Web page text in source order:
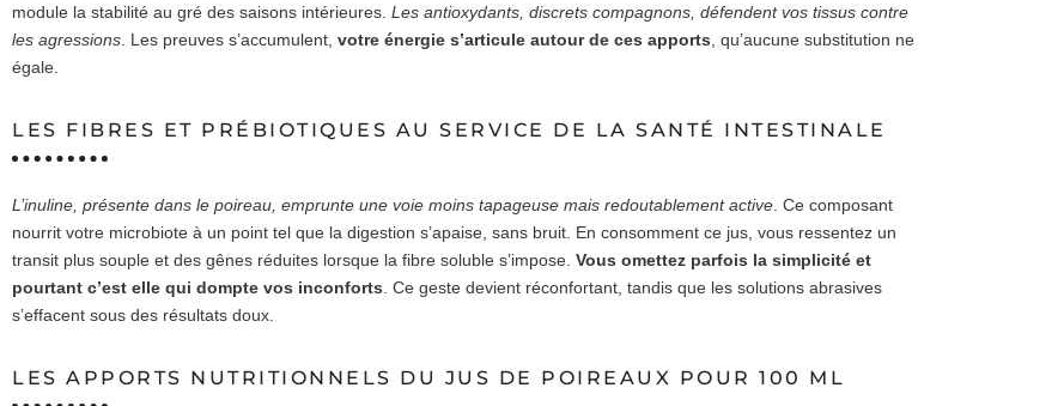
module la stabilité au gré des saisons intérieures. Les antioxydants, discrets compagnons, défendent vos tissus contre
les agressions . Les preuves s’accumulent, votre énergie s’articule autour de ces apports , qu’aucune substitution ne
égale.
LES FIBRES ET PRÉBIOTIQUES AU SERVICE DE LA SANTÉ INTESTINALE
L’inuline, présente dans le poireau, emprunte une voie moins tapageuse mais redoutablement active . Ce composant
nourrit votre microbiote à un point tel que la digestion s’apaise, sans bruit. En consomment ce jus, vous ressentez un
transit plus souple et des gênes réduites lorsque la fibre soluble s’impose. Vous omettez parfois la simplicité et
pourtant c’est elle qui dompte vos inconforts . Ce geste devient réconfortant, tandis que les solutions abrasives
s’effacent sous des résultats doux.
LES APPORTS NUTRITIONNELS DU JUS DE POIREAUX POUR 100 ML